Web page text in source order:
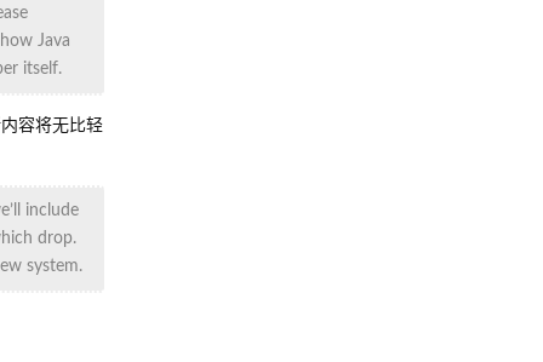
Java
itself.
容将无比轻
include
drop.
system.